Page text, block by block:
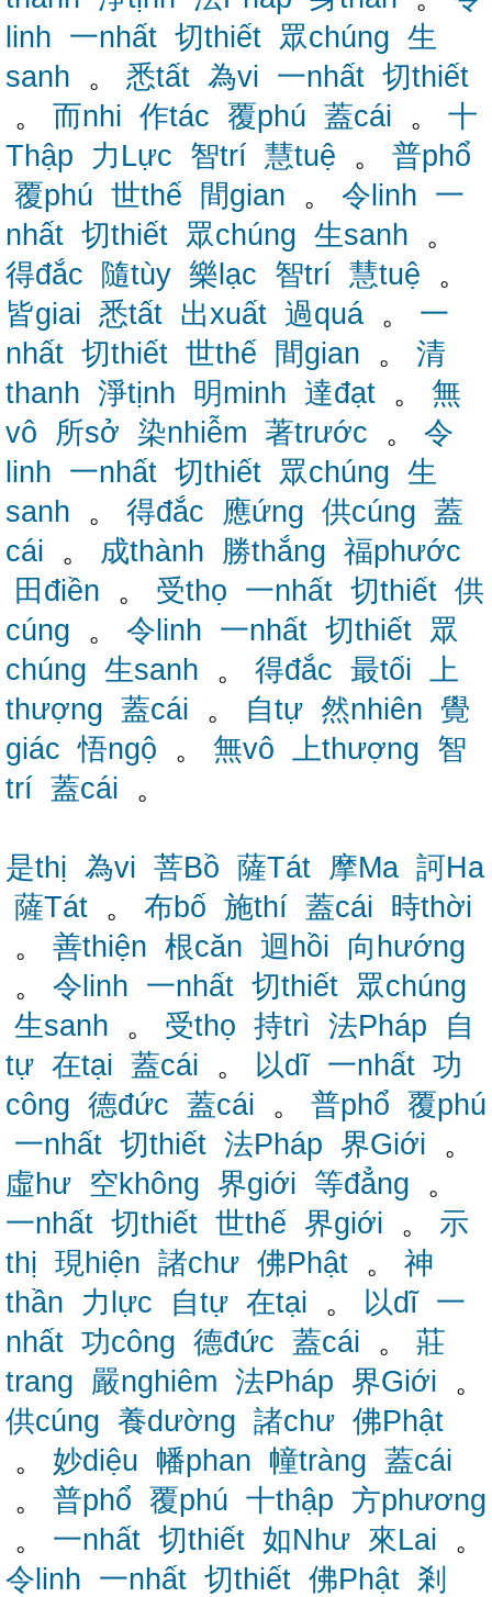
linh 一nhất 切thiết 眾chúng 生
sanh 。 悉tất 為vi 一nhất 切thiết
。 而nhi 作tác 覆phú 蓋cái 。 十
Thập
力Lực 智trí 慧tuệ 。 普phổ
覆phú 世thế 間gian 。 令linh 一
nhất 切thiết 眾chúng 生sanh 。
得đắc
隨tùy 樂lạc 智trí 慧tuệ 。
皆giai 悉tất 出xuất 過quá 。 一
nhất 切thiết 世thế 間gian 。 清
thanh 淨tịnh 明minh 達đạt 。 無
vô
所sở 染nhiễm 著trước 。 令
linh 一nhất 切thiết 眾chúng 生
sanh 。 得đắc 應ứng 供cúng 蓋
cái 。 成thành 勝thắng 福phước
田điền 。 受thọ 一nhất 切thiết 供
cúng 。 令linh 一nhất 切thiết 眾
chúng 生sanh 。 得đắc 最tối 上
thượng 蓋cái 。 自tự 然nhiên 覺
giác 悟ngộ 。 無vô 上thượng 智
trí 蓋cái 。
是thị 為vi 菩Bồ 薩Tát 摩Ma 訶Ha
薩Tát 。 布bố 施thí 蓋cái 時thời
。 善thiện 根căn 迴hồi
向hướng
。 令linh 一nhất 切thiết 眾chúng
生sanh 。 受thọ 持trì 法Pháp
自
tự 在tại 蓋cái 。 以dĩ 一nhất 功
công 德đức 蓋cái 。 普phổ 覆phú
一nhất 切thiết 法Pháp 界Giới 。
虛hư 空không 界giới 等đẳng 。
一nhất 切thiết 世thế 界giới 。 示
thị 現hiện 諸chư 佛Phật 。 神
thần
力lực 自tự 在tại 。 以dĩ 一
nhất 功công 德đức 蓋cái 。 莊
trang
嚴nghiêm 法Pháp 界Giới 。
供cúng 養dường 諸chư 佛Phật
。 妙diệu 幡phan 幢tràng 蓋cái
。 普phổ 覆phú 十thập 方phương
。 一nhất 切thiết 如Như 來Lai 。
令linh 一nhất 切thiết 佛Phật 剎